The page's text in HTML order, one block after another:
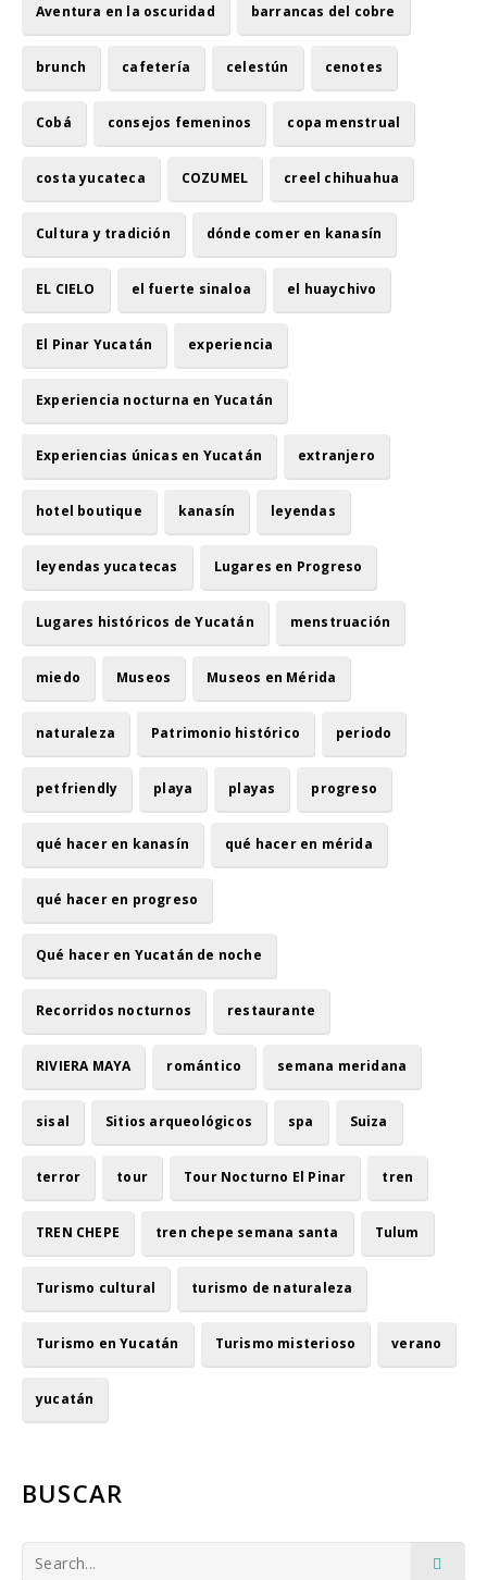
Aventura en la oscuridad barrancas del cobre
brunch cafetería celestún cenotes
Cobá consejos femeninos copa menstrual
costa yucateca COZUMEL creel chihuahua
Cultura y tradición dónde comer en kanasín
EL CIELO el fuerte sinaloa el huaychivo
El Pinar Yucatán experiencia
Experiencia nocturna en Yucatán
Experiencias únicas en Yucatán extranjero
hotel boutique kanasín leyendas
leyendas yucatecas Lugares en Progreso
Lugares históricos de Yucatán menstruación
miedo Museos Museos en Mérida
naturaleza Patrimonio histórico periodo
petfriendly playa playas progreso
qué hacer en kanasín qué hacer en mérida
qué hacer en progreso
Qué hacer en Yucatán de noche
Recorridos nocturnos restaurante
RIVIERA MAYA romántico semana meridana
sisal Sitios arqueológicos spa Suiza
terror tour Tour Nocturno El Pinar tren
TREN CHEPE tren chepe semana santa Tulum
Turismo cultural turismo de naturaleza
Turismo en Yucatán Turismo misterioso verano
yucatán
BUSCAR